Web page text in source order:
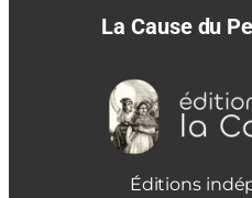
La Cause du
Éditions